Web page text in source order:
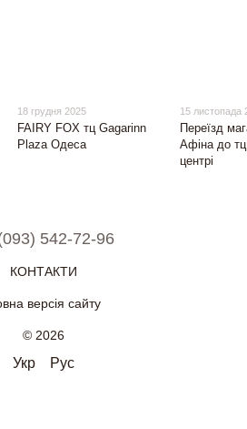
18 грудня 2025
FAIRY FOX тц Gagarinn
Plaza Одеса
15 листопада
Переїзд
Афіна до
центрі
542-72-96
КОНТАКТИ
версія сайту
© 2026
Укр Рус